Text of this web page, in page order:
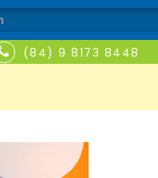
(84) 9 8173 8448